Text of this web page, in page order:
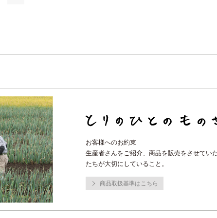
お客様へのお約束
生産者さんをご紹介、商品を販売をさせてい
たちが大切にしていること。
商品取扱基準はこちら